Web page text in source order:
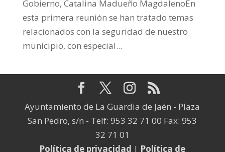
Gobierno, Catalina Madueño MagdalenoEn
esta primera reunión se han tratado temas
relacionados con la seguridad de nuestro
municipio, con especial...
Ayuntamiento de La Guardia de Jaén - Plaza
San Pedro, s/n - Telf: 953 32 71 00 Fax: 953
32 71 01
Política de privacidad | Política de